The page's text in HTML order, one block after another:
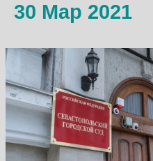
30 Мар 2021